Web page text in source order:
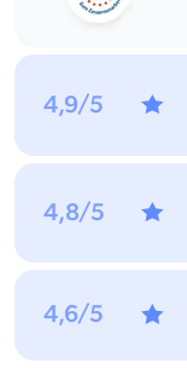
4,9/5
4,8/5
4,6/5